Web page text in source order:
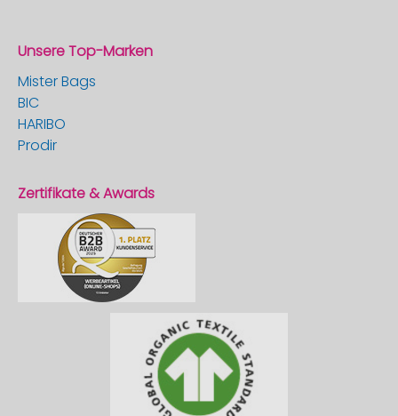
Unsere Top-Marken
Mister Bags
BIC
HARIBO
Prodir
Zertifikate & Awards